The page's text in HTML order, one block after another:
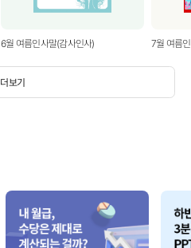
더보기
6월 여름인사말(감사인사) 7월 여름